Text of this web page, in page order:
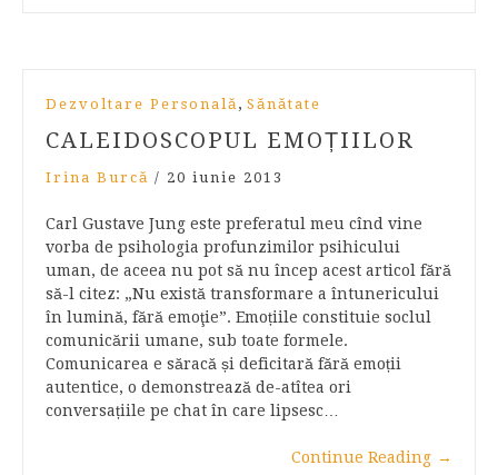
Dezvoltare Personală, Sănătate
CALEIDOSCOPUL EMOȚIILOR
Irina Burcă / 20 iunie 2013
Carl Gustave Jung este preferatul meu cînd vine
vorba de psihologia profunzimilor psihicului
uman, de aceea nu pot să nu încep acest articol fără
să-l citez: „Nu există transformare a întunericului
în lumină, fără emoţie”. Emoțiile constituie soclul
comunicării umane, sub toate formele.
Comunicarea e săracă și deficitară fără emoții
autentice, o demonstrează de-atîtea ori
conversațiile pe chat în care lipsesc…
Continue Reading →